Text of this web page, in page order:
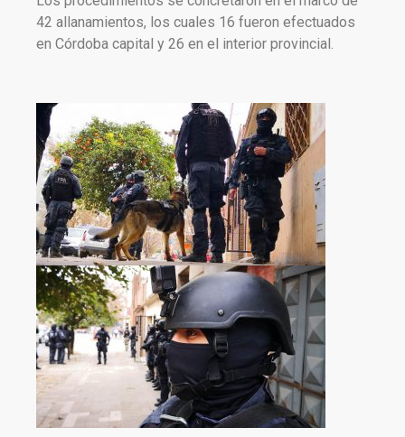
42 allanamientos, los cuales 16 fueron efectuados
en Córdoba capital y 26 en el interior provincial.